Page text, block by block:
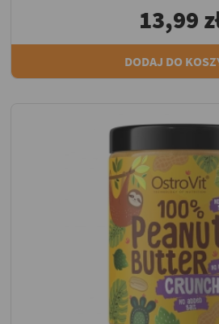
13,99
DODAJ DO